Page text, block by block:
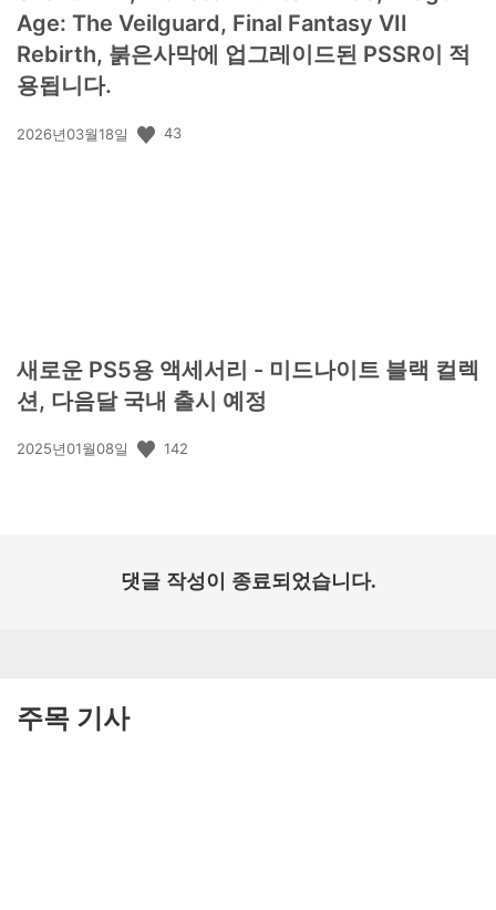
Age: The Veilguard, Final Fantasy VII
Rebirth, 붉은사막에 업그레이드된 PSSR이 적
용됩니다.
공
2026년03월18일 43
새로운 PS5용 액세서리 - 미드나이트 블랙 컬렉
션, 다음달 국내 출시 예정
공
2025년01월08일 142
댓글 작성이 종료되었습니다.
주목 기사